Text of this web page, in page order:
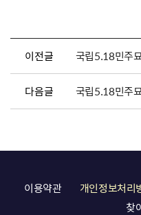
이전글
다음글
이용약관 개인정보처리
찾